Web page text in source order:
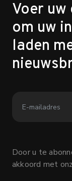
Voer
om uw
laden
Door u te
akkoord met